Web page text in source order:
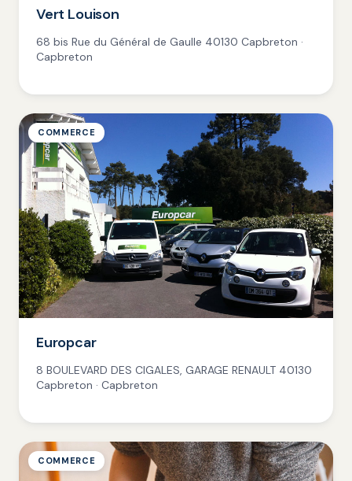
Vert Louison
68 bis Rue du Général de Gaulle 40130 Capbreton ·
Capbreton
COMMERCE
Europcar
8 BOULEVARD DES CIGALES, GARAGE RENAULT 40130
Capbreton · Capbreton
COMMERCE